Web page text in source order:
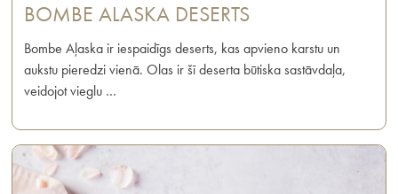
BOMBE ALASKA DESERTS
Bombe Aļaska ir iespaidīgs deserts, kas apvieno karstu un
aukstu pieredzi vienā. Olas ir šī deserta būtiska sastāvdaļa,
veidojot vieglu …